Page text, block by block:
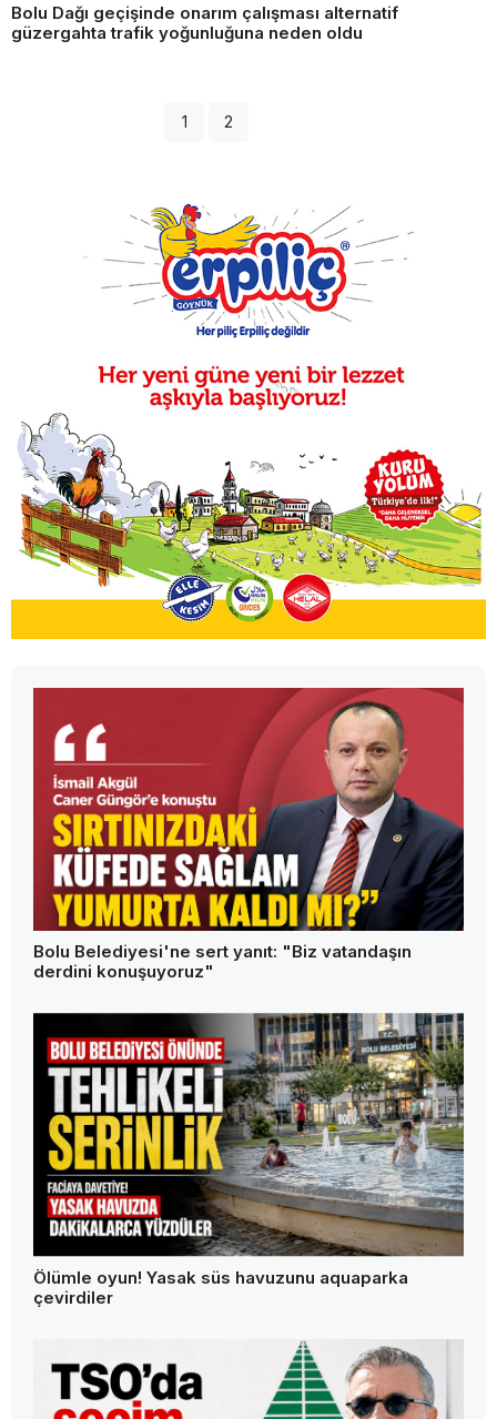
Bolu Dağı geçişinde onarım çalışması alternatif
güzergahta trafik yoğunluğuna neden oldu
1 2
Bolu Belediyesi'ne sert yanıt: "Biz vatandaşın
derdini konuşuyoruz"
Ölümle oyun! Yasak süs havuzunu aquaparka
çevirdiler